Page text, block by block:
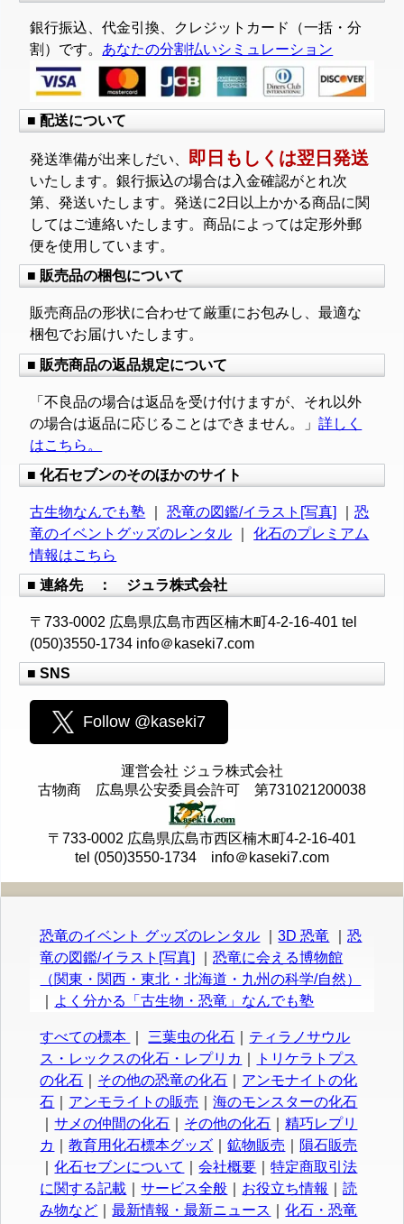
銀行振込、代金引換、クレジットカード（一括・分
割）です。 あなたの分割払いシミュレーション
■ 配送について
発送準備が出来しだい、 即日もしくは翌日発送
いたします。銀行振込の場合は入金確認がとれ次
第、発送いたします。発送に2日以上かかる商品に関
してはご連絡いたします。商品によっては定形外郵
便を使用しています。
■ 販売品の梱包について
販売商品の形状に合わせて厳重にお包みし、最適な
梱包でお届けいたします。
■ 販売商品の返品規定について
「不良品の場合は返品を受け付けますが、それ以外
の場合は返品に応じることはできません。」詳しく
はこちら。
■ 化石セブンのそのほかのサイト
古生物なんでも塾 ｜恐竜の図鑑/イラスト[写真] ｜恐
竜のイベントグッズのレンタル ｜化石のプレミアム
情報はこちら
■ 連絡先 ： ジュラ株式会社
〒733-0002 広島県広島市西区楠木町4-2-16-401 tel
(050)3550-1734 info＠kaseki7.com
■ SNS
Follow @kaseki7
運営会社 ジュラ株式会社
古物商 広島県公安委員会許可 第731021200038
〒733-0002 広島県広島市西区楠木町4-2-16-401
tel (050)3550-1734 info＠kaseki7.com
恐竜のイベント グッズのレンタル ｜3D 恐竜 ｜恐
竜の図鑑/イラスト[写真]
｜恐竜に会える博物館
（関東・関西・東北・北海道・九州の科学/自然）
よく分かる「古生物・恐竜」なんでも塾
すべての標本 三葉虫の化石
ティラノサウル
ス・レックスの化石・レプリカ
トリケラトプス
の化石
その他の恐竜の化石
アンモナイトの化
石
アンモライトの販売 ｜海のモンスターの化石
｜サメの仲間の化石 その他の化石 ｜精巧レプリ
カ
｜教育用化石標本グッズ ｜鉱物販売
隕石販売
｜化石セブンについて ｜会社概要 ｜特定商取引法
に関する記載 ｜サービス全般 お役立ち情報 ｜読
み物など ｜最新情報・最新ニュース ｜化石・恐竜